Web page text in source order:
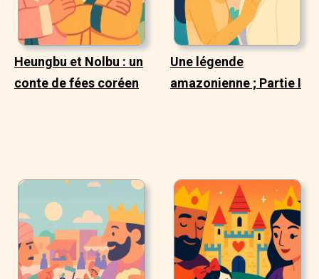
Heungbu et Nolbu : un
conte de fées coréen
Une légende
amazonienne ; Partie I